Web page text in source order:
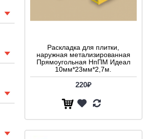
Раскладка для плитки,
наружная метализированная
Прямоугольная НпПМ Идеал
10мм*23мм*2,7м.
220₽